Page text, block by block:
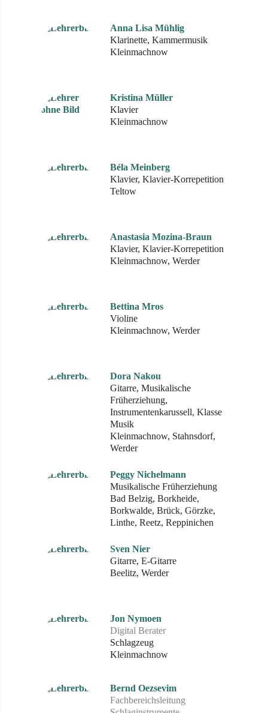
Anna Lisa Mühlig
Klarinette, Kammermusik
Kleinmachnow
Kristina Müller
Klavier
Kleinmachnow
Béla Meinberg
Klavier, Klavier-Korrepetition
Teltow
Anastasia Mozina-Braun
Klavier, Klavier-Korrepetition
Kleinmachnow, Werder
Bettina Mros
Violine
Kleinmachnow, Werder
Dora Nakou
Gitarre, Musikalische
Früherziehung,
Instrumentenkarussell, Klasse
Musik
Kleinmachnow, Stahnsdorf,
Werder
Peggy Nichelmann
Musikalische Früherziehung
Bad Belzig, Borkheide,
Borkwalde, Brück, Görzke,
Linthe, Reetz, Reppinichen
Sven Nier
Gitarre, E-Gitarre
Beelitz, Werder
Jon Nymoen
Digital Berater
Schlagzeug
Kleinmachnow
Bernd Oezsevim
Fachbereichsleitung